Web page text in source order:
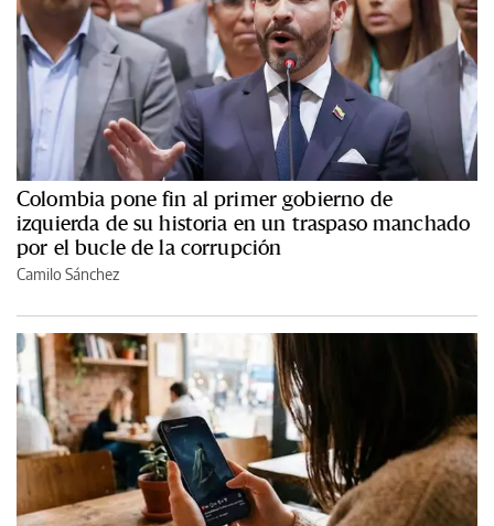
Colombia pone fin al primer gobierno de
izquierda de su historia en un traspaso manchado
por el bucle de la corrupción
Camilo Sánchez